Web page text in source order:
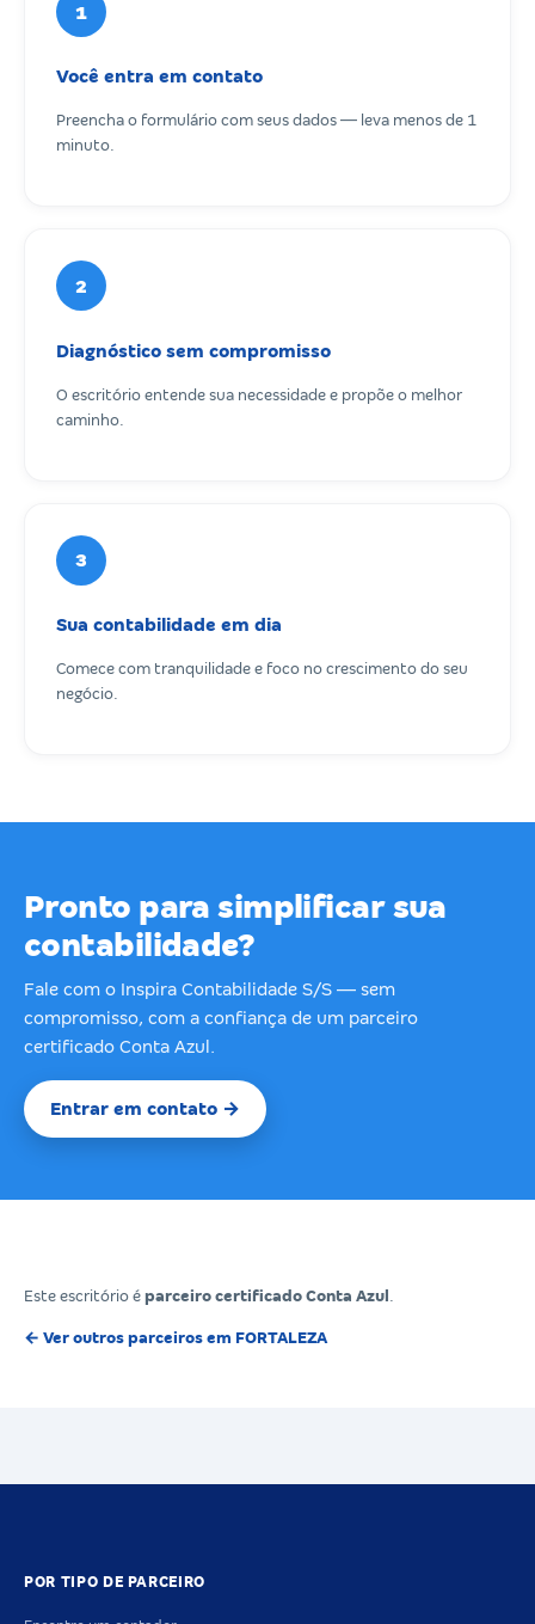
1
Você entra em contato
Preencha o formulário com seus dados — leva menos de 1
minuto.
2
Diagnóstico sem compromisso
O escritório entende sua necessidade e propõe o melhor
caminho.
3
Sua contabilidade em dia
Comece com tranquilidade e foco no crescimento do seu
negócio.
Pronto para simplificar sua
contabilidade?
Fale com o Inspira Contabilidade S/S — sem
compromisso, com a confiança de um parceiro
certificado Conta Azul.
Entrar em contato →
Este escritório é parceiro certificado Conta Azul
← Ver outros parceiros em FORTALEZA
POR TIPO DE PARCEIRO